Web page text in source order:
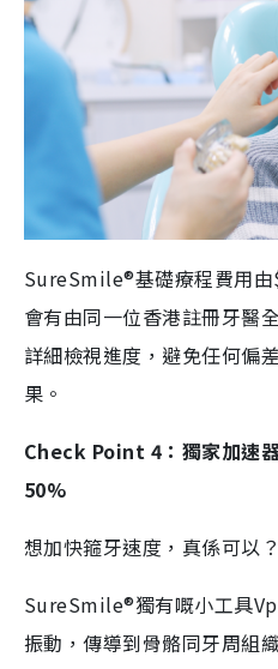
SureSmile®基礎療程費用
會有由同一位香港註冊牙醫
詳細檢視進度，避免任何偏
果。
Check Point 4：獨家加速
50%
想加快箍牙速度，真係可以
SureSmile®獨有嘅小工具
振動，傳導到骨骼同牙周組